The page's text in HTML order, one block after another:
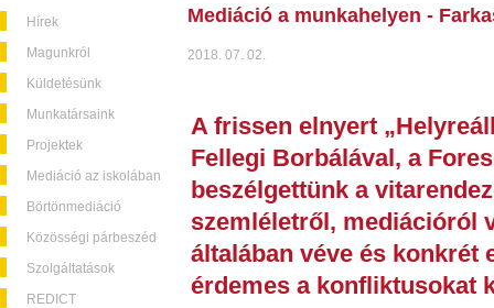
Hírek
Magunkról
Küldetésünk
Munkatársaink
Projektek
Mediáció az iskolában
Börtönmediáció
Közösségi párbeszéd
Szolgáltatások
REDICT
Mediáció a munkahelyen -
2018. 07. 02.
A frissen elnyert
Fellegi Borbálával, a
beszélgettünk a
szemléletről, mediációról
általában véve és konkrét
érdemes a konfliktusokat